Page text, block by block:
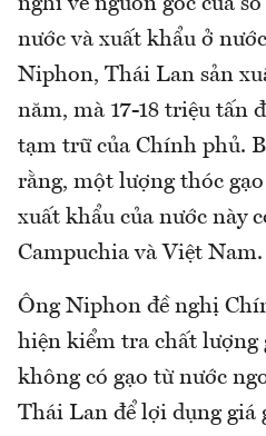
nước và xuất khẩu ở
Niphon, Thái Lan sản
năm, mà 17-18 triệu tấn
tạm trữ của Chính phủ.
rằng, một lượng thóc
xuất khẩu của nước này
Campuchia và Việt Nam.
Ông Niphon đề nghị
hiện kiểm tra chất lượng
không có gạo từ nước
Thái Lan để lợi dụng giá